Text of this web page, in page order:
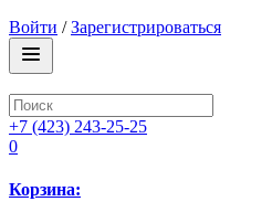
Войти /Зарегистрироваться
+7 (423) 243-25-25
0
Корзина: